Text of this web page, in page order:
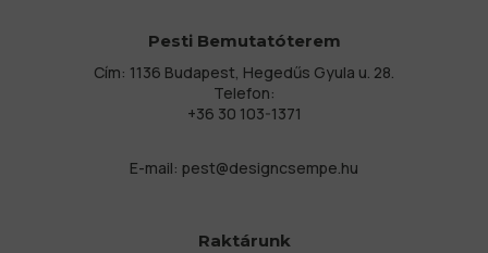
Pesti Bemutatóterem
Cím: 1136 Budapest, Hegedűs Gyula u. 28.
Telefon:
+36 30 103-1371
E-mail: pest@designcsempe.hu
Raktárunk